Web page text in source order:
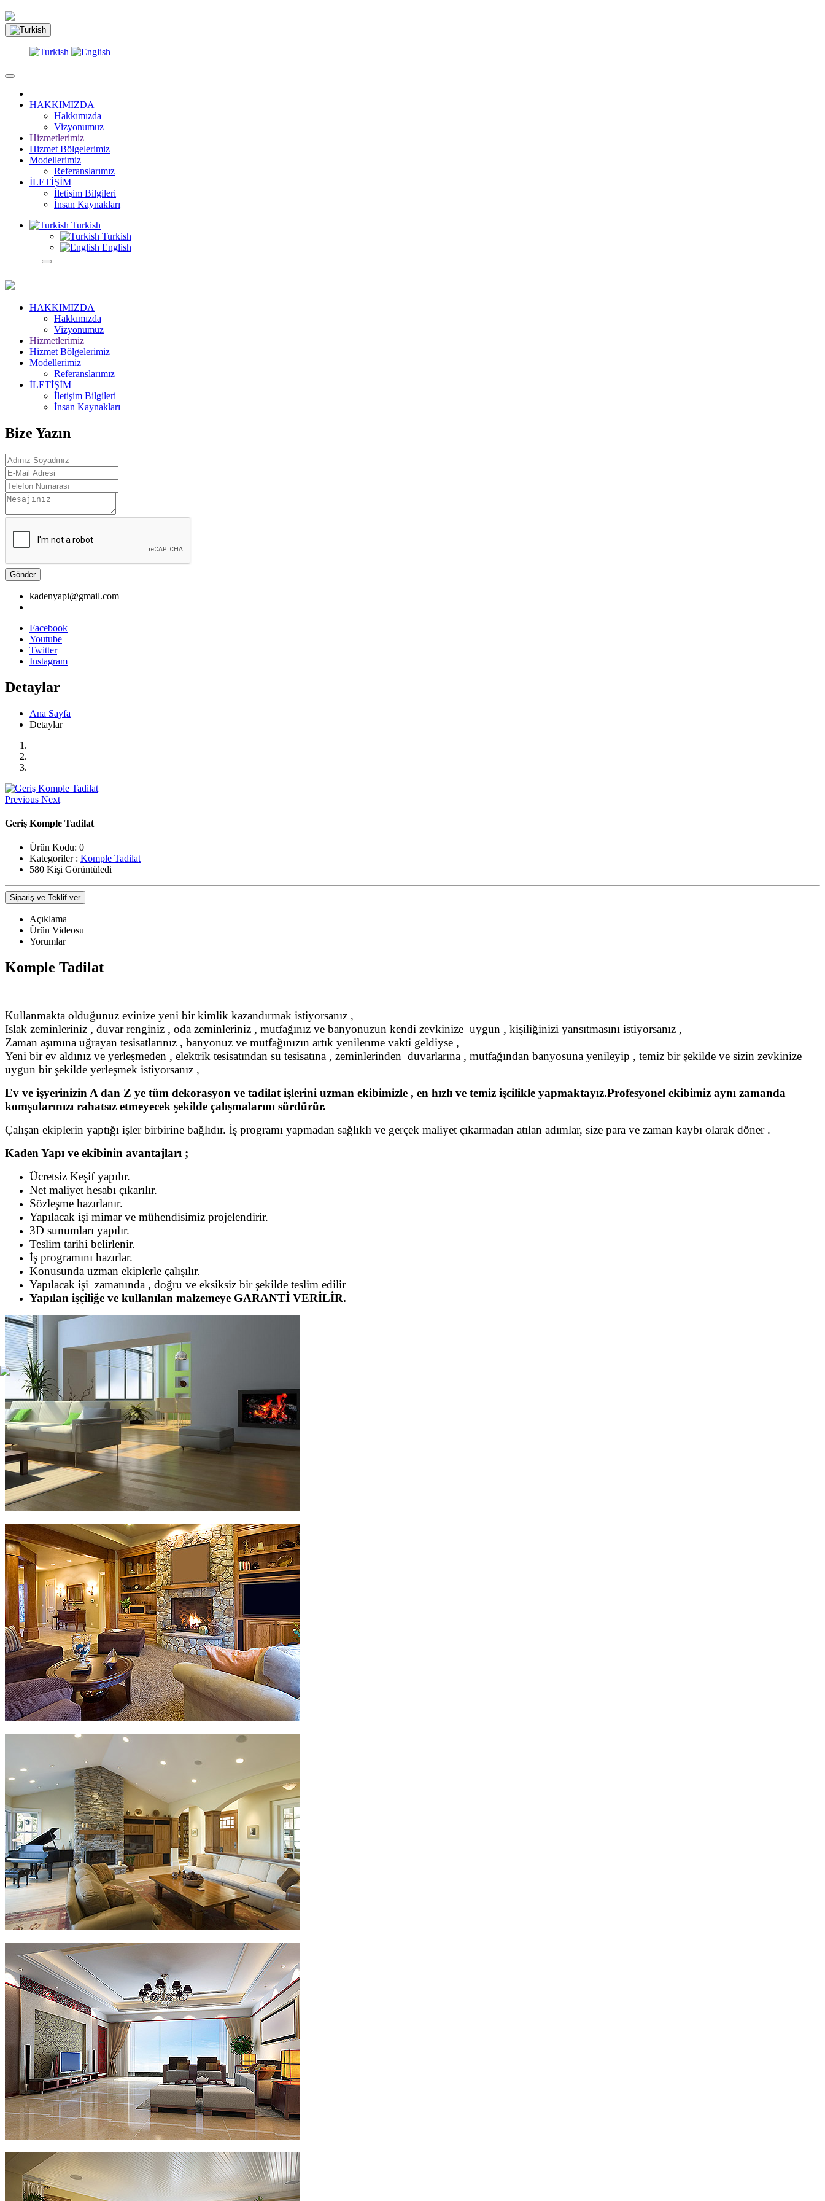
HAKKIMIZDA
Hakkımızda
Vizyonumuz
Hizmetlerimiz
Hizmet Bölgelerimiz
Modellerimiz
Referanslarımız
İLETİŞİM
İletişim Bilgileri
İnsan Kaynakları
Turkish
Turkish
English
HAKKIMIZDA
Hakkımızda
Vizyonumuz
Hizmetlerimiz
Hizmet Bölgelerimiz
Modellerimiz
Referanslarımız
İLETİŞİM
İletişim Bilgileri
İnsan Kaynakları
Bize Yazın
Gönder
kadenyapi@gmail.com
Facebook
Youtube
Twitter
Instagram
Detaylar
Ana Sayfa
Detaylar
Previous Next
Geriş Komple Tadilat
Ürün Kodu: 0
Kategoriler : Komple Tadilat
580 Kişi Görüntüledi
Sipariş ve Teklif ver
Açıklama
Ürün Videosu
Yorumlar
Komple Tadilat
Kullanmakta olduğunuz evinize yeni bir kimlik kazandırmak istiyorsanız ,
Islak zeminleriniz , duvar renginiz , oda zeminleriniz , mutfağınız ve banyonuzun kendi zevkinize uygun , kişiliğinizi yansıtmasını istiyorsanız ,
Zaman aşımına uğrayan tesisatlarınız , banyonuz ve mutfağınızın artık yenilenme vakti geldiyse ,
Yeni bir ev aldınız ve yerleşmeden , elektrik tesisatından su tesisatına , zeminlerinden duvarlarına , mutfağından banyosuna yenileyip , temiz bir şekilde ve sizin zevkinize
uygun bir şekilde yerleşmek istiyorsanız ,
Ev ve işyerinizin A dan Z ye tüm dekorasyon ve tadilat işlerini uzman ekibimizle , en hızlı ve temiz işcilikle yapmaktayız.Profesyonel ekibimiz aynı zamanda
komşularınızı rahatsız etmeyecek şekilde çalışmalarını sürdürür.
Çalışan ekiplerin yaptığı işler birbirine bağlıdır. İş programı yapmadan sağlıklı ve gerçek maliyet çıkarmadan atılan adımlar, size para ve zaman kaybı olarak döner .
Kaden Yapı ve ekibinin avantajları ;
Ücretsiz Keşif yapılır.
Net maliyet hesabı çıkarılır.
Sözleşme hazırlanır.
Yapılacak işi mimar ve mühendisimiz projelendirir.
3D sunumları yapılır.
Teslim tarihi belirlenir.
İş programını hazırlar.
Konusunda uzman ekiplerle çalışılır.
Yapılacak işi zamanında , doğru ve eksiksiz bir şekilde teslim edilir
Yapılan işçiliğe ve kullanılan malzemeye GARANTİ VERİLİR.